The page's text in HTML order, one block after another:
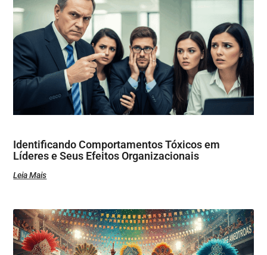
Identificando Comportamentos Tóxicos em
Líderes e Seus Efeitos Organizacionais
Leia Mais